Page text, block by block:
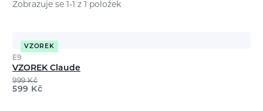
Zobrazuje se 1-1 z 1 položek
VZOREK
E9
VZOREK Claude
999Kč
599 Kč